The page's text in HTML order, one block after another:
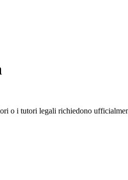
o i tutori legali richiedono